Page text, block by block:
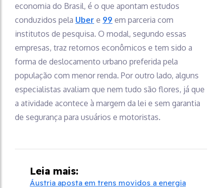
economia do Brasil, é o que apontam estudos
conduzidos pela Uber e 99 em parceria com
institutos de pesquisa. O modal, segundo essas
empresas, traz retornos econômicos e tem sido a
forma de deslocamento urbano preferida pela
população com menor renda. Por outro lado, alguns
especialistas avaliam que nem tudo são flores, já que
a atividade acontece à margem da lei e sem garantia
de segurança para usuários e motoristas.
Leia mais:
Áustria aposta em trens movidos a energia